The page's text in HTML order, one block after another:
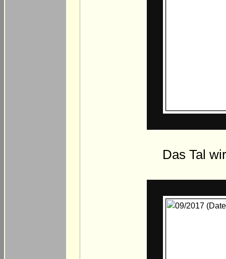
Das Tal